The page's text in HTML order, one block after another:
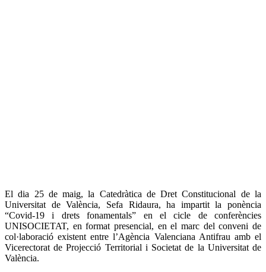
El dia 25 de maig, la Catedràtica de Dret Constitucional de la
Universitat de València, Sefa Ridaura, ha impartit la ponència
“Covid-19 i drets fonamentals” en el cicle de conferències
UNISOCIETAT, en format presencial, en el marc del conveni de
col·laboració existent entre l’Agència Valenciana Antifrau amb el
Vicerectorat de Projecció Territorial i Societat de la Universitat de
València.